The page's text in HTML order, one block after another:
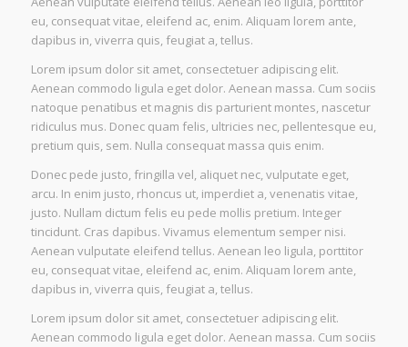
eu, consequat vitae, eleifend ac, enim. Aliquam lorem ante,
dapibus in, viverra quis, feugiat a, tellus.
Lorem ipsum dolor sit amet, consectetuer adipiscing elit.
Aenean commodo ligula eget dolor. Aenean massa. Cum sociis
natoque penatibus et magnis dis parturient montes, nascetur
ridiculus mus. Donec quam felis, ultricies nec, pellentesque eu,
pretium quis, sem. Nulla consequat massa quis enim.
Donec pede justo, fringilla vel, aliquet nec, vulputate eget,
arcu. In enim justo, rhoncus ut, imperdiet a, venenatis vitae,
justo. Nullam dictum felis eu pede mollis pretium. Integer
tincidunt. Cras dapibus. Vivamus elementum semper nisi.
Aenean vulputate eleifend tellus. Aenean leo ligula, porttitor
eu, consequat vitae, eleifend ac, enim. Aliquam lorem ante,
dapibus in, viverra quis, feugiat a, tellus.
Lorem ipsum dolor sit amet, consectetuer adipiscing elit.
Aenean commodo ligula eget dolor. Aenean massa. Cum sociis